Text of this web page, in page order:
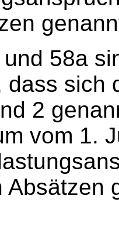
58a
dass sich
2
vom 1.
Absätzen